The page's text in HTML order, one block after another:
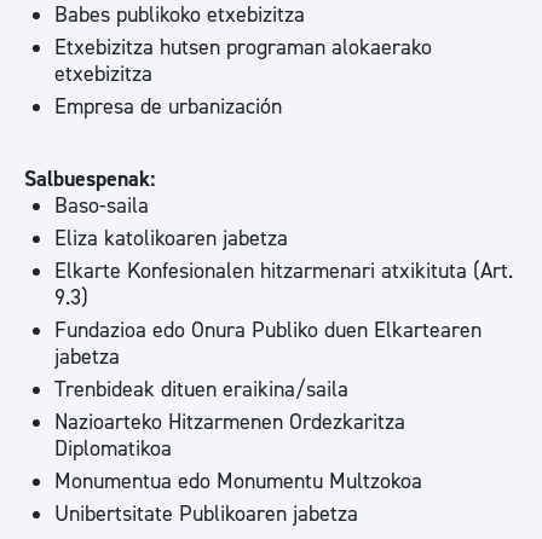
Babes publikoko etxebizitza
Etxebizitza hutsen programan alokaerako
etxebizitza
Empresa de urbanización
Salbuespenak:
Baso-saila
Eliza katolikoaren jabetza
Elkarte Konfesionalen hitzarmenari atxikituta (Art.
9.3)
Fundazioa edo Onura Publiko duen Elkartearen
jabetza
Trenbideak dituen eraikina/saila
Nazioarteko Hitzarmenen Ordezkaritza
Diplomatikoa
Monumentua edo Monumentu Multzokoa
Unibertsitate Publikoaren jabetza